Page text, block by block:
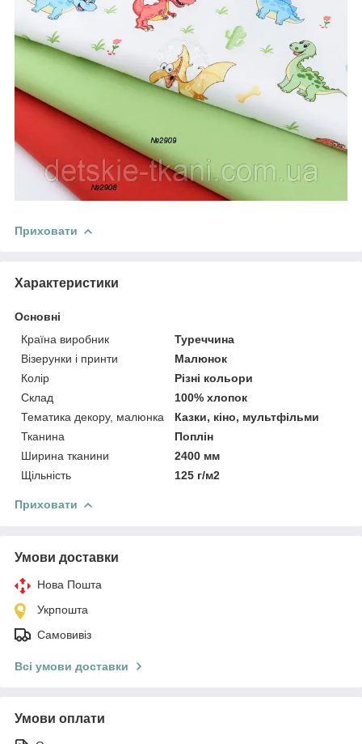
Приховати
Характеристики
Основні
Країна виробник
Туреччина
Візерунки і принти
Малюнок
Колір
Різні кольори
Склад
100% хлопок
Тематика декору, малюнка
Казки, кіно, мультфільми
Тканина
Поплін
Ширина тканини
2400 мм
Щільність
125 г/м2
Приховати
Умови доставки
Нова Пошта
Укрпошта
Самовивіз
Всі умови доставки
Умови оплати